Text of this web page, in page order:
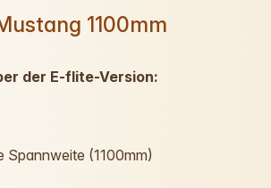
1100mm
der E-flite-Version:
Spannweite (1100mm)